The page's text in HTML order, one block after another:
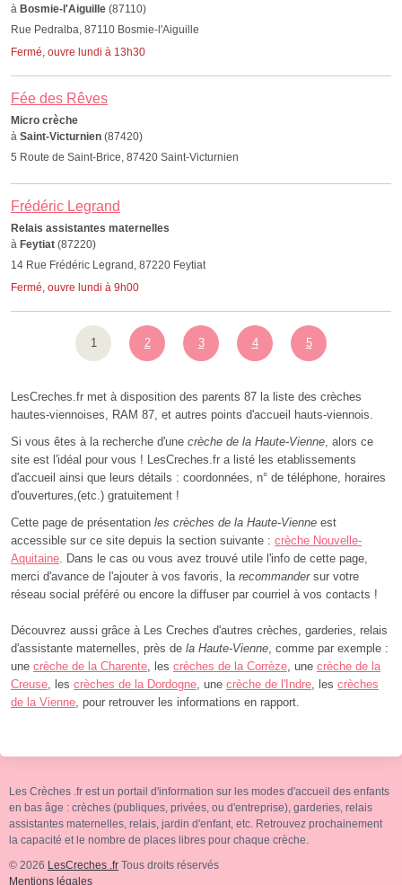
à Bosmie-l'Aiguille (87110)
Rue Pedralba, 87110 Bosmie-l'Aiguille
Fermé, ouvre lundi à 13h30
Fée des Rêves
Micro crèche
à Saint-Victurnien (87420)
5 Route de Saint-Brice, 87420 Saint-Victurnien
Frédéric Legrand
Relais assistantes maternelles
à Feytiat (87220)
14 Rue Frédéric Legrand, 87220 Feytiat
Fermé, ouvre lundi à 9h00
1 2 3 4 5
LesCreches.fr met à disposition des parents 87 la liste des crèches
hautes-viennoises, RAM 87, et autres points d'accueil hauts-viennois.
Si vous êtes à la recherche d'une crèche de la Haute-Vienne, alors ce
site est l'idéal pour vous ! LesCreches.fr a listé les etablissements
d'accueil ainsi que leurs détails : coordonnées, n° de téléphone, horaires
d'ouvertures,(etc.) gratuitement !
Cette page de présentation les crèches de la Haute-Vienne est
accessible sur ce site depuis la section suivante : crèche Nouvelle-
Aquitaine. Dans le cas ou vous avez trouvé utile l'info de cette page,
merci d'avance de l'ajouter à vos favoris, la recommandersur votre
réseau social préféré ou encore la diffuser par courriel à vos contacts !
Découvrez aussi grâce à Les Creches d'autres crèches, garderies, relais
d'assistante maternelles, près de la Haute-Vienne, comme par exemple :
une crèche de la Charente, les crèches de la Corrèze, une crèche de la
Creuse, les crèches de la Dordogne, une crèche de l'Indre, les crèches
de la Vienne, pour retrouver les informations en rapport.
Les Crèches .fr est un portail d'information sur les modes d'accueil des enfants
en bas âge : crèches (publiques, privées, ou d'entreprise), garderies, relais
assistantes maternelles, relais, jardin d'enfant, etc. Retrouvez prochainement
la capacité et le nombre de places libres pour chaque crèche.
© 2026 LesCreches .fr Tous droits réservés
Mentions légales